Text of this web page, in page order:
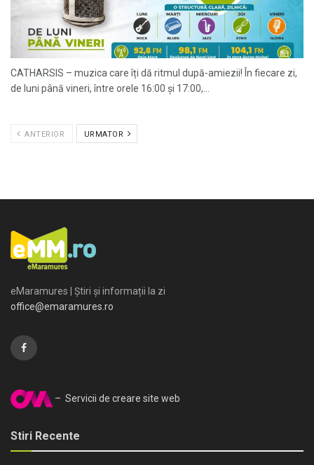
CATHARSIS – muzica care îți dă ritmul după-amiezii! În fiecare zi,
de luni până vineri, între orele 16:00 și 17:00,...
ANTERIOR URMATOR
eMaramures | Știri și informații la zi
office@emaramures.ro
– Servicii de creare site web
Stiri Recente